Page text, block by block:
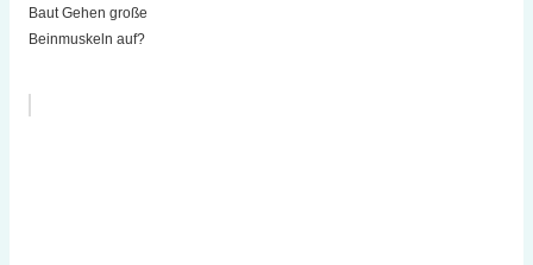
Baut Gehen große
Beinmuskeln auf?